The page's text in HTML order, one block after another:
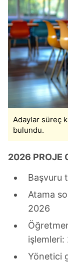
Adaylar süreç
bulundu.
2026 PROJE
Başvuru
Atama
2026
Yönetici